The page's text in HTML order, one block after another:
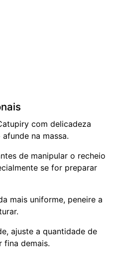
com delicadeza
na massa.
de manipular o recheio
se for preparar
mais uniforme, peneire a
ajuste a quantidade de
fina demais.